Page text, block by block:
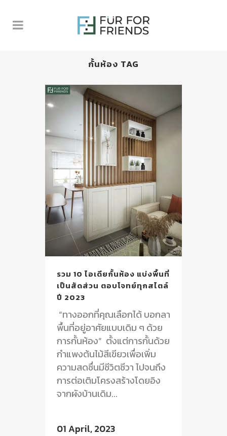
กั้นห้อง TAG
รวม 10 ไอเดียกั้นห้อง แบ่งพื้นที่
เป็นสัดส่วน ตอบโจทย์ทุกสไตล์
ปี 2023
“ทางออกที่คุณเลือกได้ บอกลา
พื้นที่อยู่อาศัยแบบเดิม ๆ ด้วย
การกั้นห้อง” ตั้งแต่การกั้นด้วย
กำแพงต้นไม้สีเขียวเพื่อเพิ่ม
ความสดชื่นมีชีวิตชีวา ไปจนถึง
การต่อเติมโครงสร้างโดยอิง
จากผังบ้านเดิม...
01 April, 2023